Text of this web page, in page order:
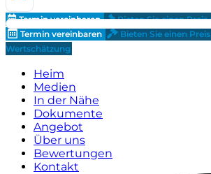
Termin vereinbaren Bieten Sie einen Preis
Termin vereinbaren
Bieten Sie einen
Wertschätzung
Heim
Medien
In der Nähe
Dokumente
Angebot
Über uns
Bewertungen
Kontakt